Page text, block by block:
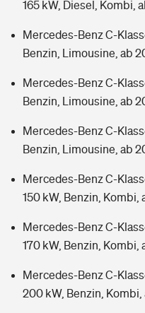
165 kW, Diesel, Kombi,
Mercedes-Benz C-
Benzin, Limousine, ab
Mercedes-Benz C-
Benzin, Limousine, ab
Mercedes-Benz C-
Benzin, Limousine, ab
Mercedes-Benz C-
150 kW, Benzin, Kombi,
Mercedes-Benz C-
170 kW, Benzin, Kombi,
Mercedes-Benz C-
200 kW, Benzin,